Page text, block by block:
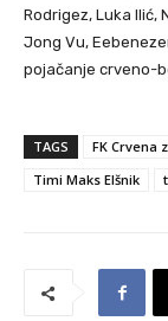
Rodrigez, Luka Ilić,
Jong Vu,
pojačanje crveno-
TAGS FK Crvena
Timi Maks Elšnik